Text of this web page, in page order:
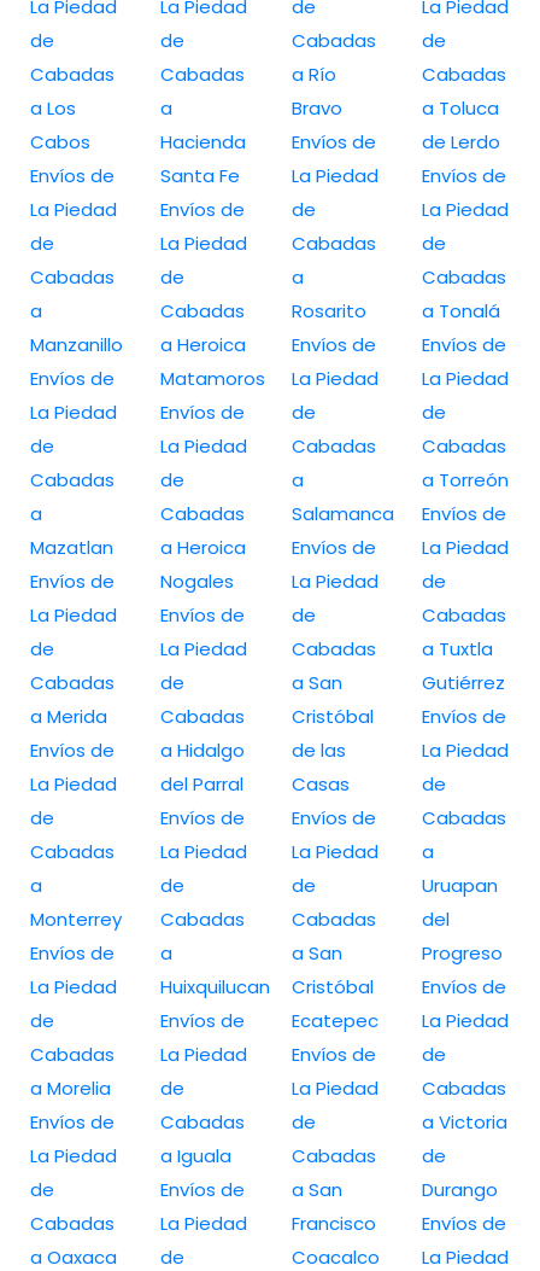
La Piedad
de
Cabadas
a Los
Cabos
Envíos de
La Piedad
de
Cabadas
a
Manzanillo
Envíos de
La Piedad
de
Cabadas
a
Mazatlan
Envíos de
La Piedad
de
Cabadas
a Merida
Envíos de
La Piedad
de
Cabadas
a
Monterrey
Envíos de
La Piedad
de
Cabadas
a Morelia
Envíos de
La Piedad
de
Cabadas
a Oaxaca
La Piedad
de
Cabadas
a
Hacienda
Santa Fe
Envíos de
La Piedad
de
Cabadas
a Heroica
Matamoros
Envíos de
La Piedad
de
Cabadas
a Heroica
Nogales
Envíos de
La Piedad
de
Cabadas
a Hidalgo
del Parral
Envíos de
La Piedad
de
Cabadas
a
Huixquilucan
Envíos de
La Piedad
de
Cabadas
a Iguala
Envíos de
La Piedad
de
de
Cabadas
a Río
Bravo
Envíos de
La Piedad
de
Cabadas
a
Rosarito
Envíos de
La Piedad
de
Cabadas
a
Salamanca
Envíos de
La Piedad
de
Cabadas
a San
Cristóbal
de las
Casas
Envíos de
La Piedad
de
Cabadas
a San
Cristóbal
Ecatepec
Envíos de
La Piedad
de
Cabadas
a San
Francisco
Coacalco
La Piedad
de
Cabadas
a Toluca
de Lerdo
Envíos de
La Piedad
de
Cabadas
a Tonalá
Envíos de
La Piedad
de
Cabadas
a Torreón
Envíos de
La Piedad
de
Cabadas
a Tuxtla
Gutiérrez
Envíos de
La Piedad
de
Cabadas
a
Uruapan
del
Progreso
Envíos de
La Piedad
de
Cabadas
a Victoria
de
Durango
Envíos de
La Piedad